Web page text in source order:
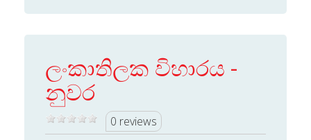
ලංකාතිලක විහාරය -
නුවර
0 reviews